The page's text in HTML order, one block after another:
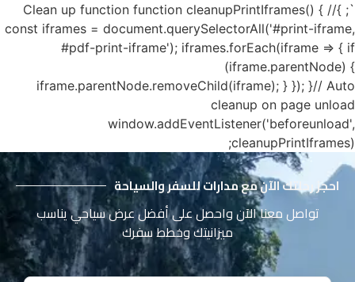
`; }// Clean up function function cleanupPrintIframes() {
const iframes = document.querySelectorAll('#print-iframe,
#pdf-print-iframe'); iframes.forEach(iframe => { if
(iframe.parentNode) {
iframe.parentNode.removeChild(iframe); } }); }// Auto
cleanup on page unload
window.addEventListener('beforeunload',
cleanupPrintIframes);
احجز رحلتك الآن مع مدارات للسفر والسياحة
تواصل معنا الآن واحصل على أفضل عرض سياحي يناسب
ميزانيتك وخطط سفرك